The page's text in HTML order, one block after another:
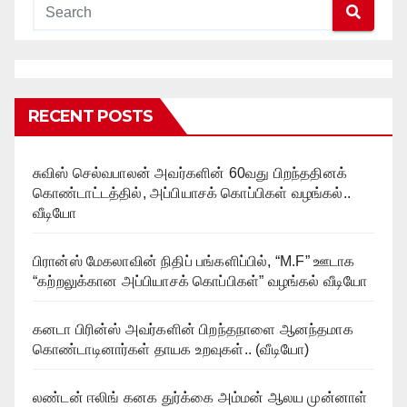
RECENT POSTS
சுவிஸ் செல்வபாலன் அவர்களின் 60வது பிறந்ததினக்
கொண்டாட்டத்தில், அப்பியாசக் கொப்பிகள் வழங்கல்..
வீடியோ
பிரான்ஸ் மேகலாவின் நிதிப் பங்களிப்பில், “M.F” ஊடாக
“கற்றலுக்கான அப்பியாசக் கொப்பிகள்” வழங்கல் வீடியோ
கனடா பிரின்ஸ் அவர்களின் பிறந்தநாளை ஆனந்தமாக
கொண்டாடினார்கள் தாயக உறவுகள்.. (வீடியோ)
லண்டன் ஈலிங் கனக துர்க்கை அம்மன் ஆலய முன்னாள்